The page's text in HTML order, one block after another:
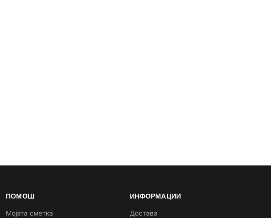
ПОМОШ
Мојата сметка
ИНФОРМАЦИИ
Достава